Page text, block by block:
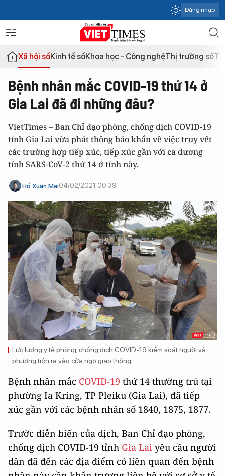
Đăng nhập
Xã hội sốKinh tế sốKhoa học - Công nghệThị trường số
Bệnh nhân mắc COVID-19 thứ 14 ở
Gia Lai đã đi những đâu?
VietTimes – Ban Chỉ đạo phòng, chống dịch COVID-19
tỉnh Gia Lai vừa phát thông báo khẩn về việc truy vết
các trường hợp tiếp xúc, tiếp xúc gần với ca dương
tính SARS-CoV-2 thứ 14 ở tỉnh này.
Hồ Xuân Mai04/02/2021 00:39
Lực lượng y tế phòng, chống dịch COVID-19 kiểm soát người và
phương tiện ra vào cửa ngõ giao thông
Bệnh nhân mắc COVID-19 thứ 14 thường trú tại
phường Ia Kring, TP Pleiku (Gia Lai), đã tiếp
xúc gần với các bệnh nhân số 1840, 1875, 1877.
Trước diễn biến của dịch, Ban Chỉ đạo phòng,
chống dịch COVID-19 tỉnh Gia Lai yêu cầu người
dân đã đến các địa điểm có liên quan đến bệnh